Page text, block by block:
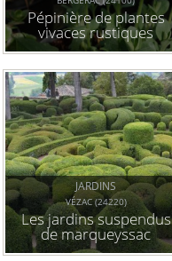
Pépinière de plantes
vivaces rustiques
JARDINS
VÉZAC (24220)
Les jardins suspendus
de marqueyssac